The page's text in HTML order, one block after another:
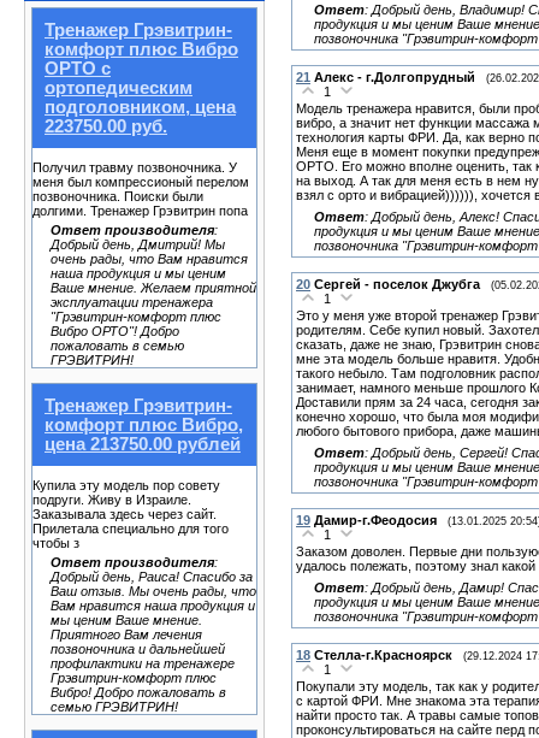
Тренажер Грэвитрин-
комфорт плюс Вибро
ОРТО с
ортопедическим
подголовником, цена
223750.00 руб.
Получил травму позвоночника. У
меня был компрессионый перелом
позвоночника. Поиски были
долгими. Тренажер Грэвитрин попа
Ответ производителя:
Добрый день, Дмитрий! Мы
очень рады, что Вам нравится
наша продукция и мы ценим
Ваше мнение. Желаем приятной
эксплуатации тренажера
"Грэвитрин-комфорт плюс
Вибро ОРТО"! Добро
пожаловать в семью
ГРЭВИТРИН!
Тренажер Грэвитрин-
комфорт плюс Вибро,
цена 213750.00 рублей
Купила эту модель пор совету
подруги. Живу в Израиле.
Заказывала здесь через сайт.
Прилетала специально для того
чтобы з
Ответ производителя:
Добрый день, Раиса! Спасибо за
Ваш отзыв. Мы очень рады, что
Вам нравится наша продукция и
мы ценим Ваше мнение.
Приятного Вам лечения
позвоночника и дальнейшей
профилактики на тренажере
Грэвитрин-комфорт плюс
Вибро! Добро пожаловать в
семью ГРЭВИТРИН!
Ответ: Добрый день, Владимир!
продукция и мы ценим Ваше
позвоночника "Грэвитрин-
21 Алекс - г.Долгопрудный
1
Модель тренажера нравится, были
вибро, а значит нет функции
технология карты ФРИ. Да, как верно
Меня еще в момент покупки
ОРТО. Его можно вполне оценить, так
на выход. А так для меня есть в нем
взял с орто и вибрацией)))))), хочется
Ответ: Добрый день, Алекс!
продукция и мы ценим Ваше
позвоночника "Грэвитрин-
20 Сергей - поселок Джубга
1
Это у меня уже второй тренажер
родителям. Себе купил новый.
сказать, даже не знаю, Грэвитрин
мне эта модель больше нравитя.
такого небыло. Там подголовник
занимает, намного меньше прошлого
Доставили прям за 24 часа, сегодня
конечно хорошо, что была моя
любого бытового прибора, даже
Ответ: Добрый день, Сергей!
продукция и мы ценим Ваше
позвоночника "Грэвитрин-
19 Дамир-г.Феодосия (13.01.2025
1
Заказом доволен. Первые дни
удалось полежать, поэтому знал
Ответ: Добрый день, Дамир!
продукция и мы ценим Ваше
позвоночника "Грэвитрин-
18 Стелла-г.Красноярск (29.12.2024
1
Покупали эту модель, так как у
с картой ФРИ. Мне знакома эта
найти просто так. А травы самые
проконсультироваться на сайте перд